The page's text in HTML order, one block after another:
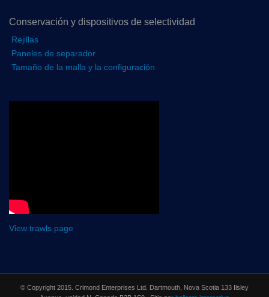
Conservación y dispositivos de selectividad
Rejillas
Paneles de separador
Tamaño de la malla y la configuración
View trawls page
© Copyright 2015. Crimond Enterprises Ltd. Dartmouth, Nova Scotia 133 Ilsley